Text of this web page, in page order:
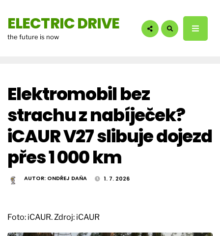
ELECTRIC DRIVE
the future is now
Elektromobil bez
strachu z nabíječek?
iCAUR V27 slibuje dojezd
přes 1 000 km
AUTOR: ONDŘEJ DAŇA 1. 7. 2026
Foto: iCAUR. Zdroj: iCAUR